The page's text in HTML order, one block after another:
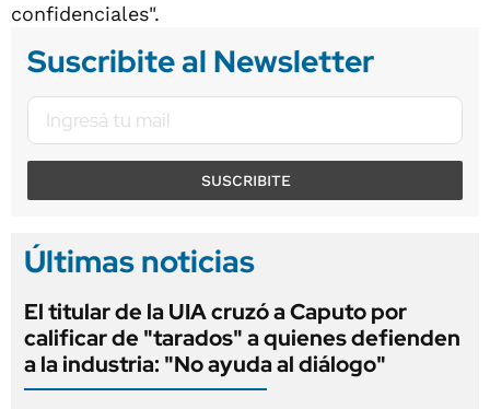
confidenciales".
Suscribite al Newsletter
SUSCRIBITE
Últimas noticias
El titular de la UIA cruzó a Caputo por
calificar de "tarados" a quienes defienden
a la industria: "No ayuda al diálogo"